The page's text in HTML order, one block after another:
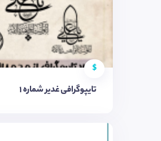
$
تایپوگرافی غدیر شماره ۱